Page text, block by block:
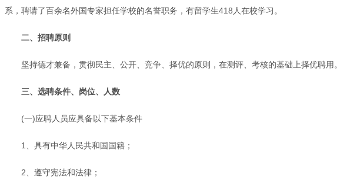
系，聘请了百余名外国专家担任学校的名誉职务，有留学生418人在校学习。
二、招聘原则
坚持德才兼备，贯彻民主、公开、竞争、择优的原则，在测评、考核的基础上择优聘用。
三、选聘条件、岗位、人数
(一)应聘人员应具备以下基本条件
1、具有中华人民共和国国籍；
2、遵守宪法和法律；